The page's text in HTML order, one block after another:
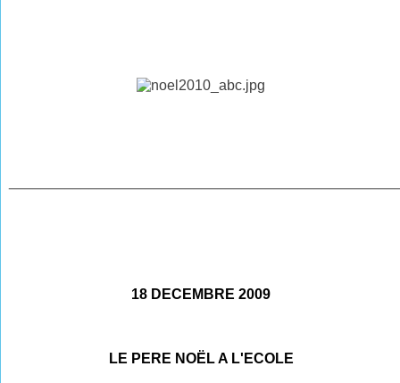
18 DECEMBRE 2009
LE PERE NOËL A L'ECOLE